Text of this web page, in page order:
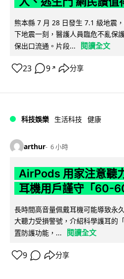
熊本縣 7 月 28 日發生 7.1 級地震
下地震一刻，醫護人員臨危不亂保
保出口流通。片段...
閱讀全文
23 9 ↗ 分享
科技娛樂 生活科技 健康
arthur 6 小時
AirPods 用家注意聽
耳機用戶謹守「60-
長時間高音量佩戴耳機可能導致永
大聽力受損警號，介紹科學護耳的
置防護功能，...
閱讀全文
9 分享